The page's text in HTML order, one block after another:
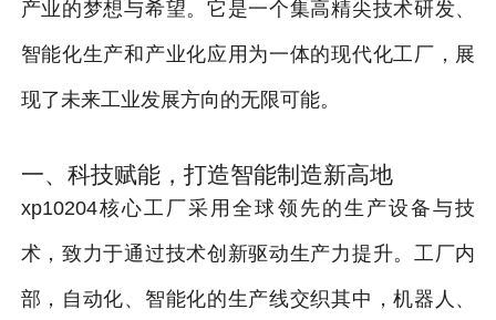
产业的梦想与希望。它是一个集高精尖技术研发、
智能化生产和产业化应用为一体的现代化工厂，展
现了未来工业发展方向的无限可能。
一、科技赋能，打造智能制造新高地
xp10204核心工厂采用全球领先的生产设备与技
术，致力于通过技术创新驱动生产力提升。工厂内
部，自动化、智能化的生产线交织其中，机器人、